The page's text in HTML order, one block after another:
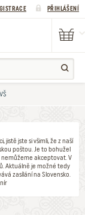
PŘIHLÁŠENÍ
jistě jste si všimli, že z naší
poštou. Je to bohužel
nemůžeme akceptovat. V
Aktuálně je možné tedy
zasílání na Slovensko.